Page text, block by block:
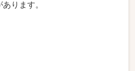
ります。